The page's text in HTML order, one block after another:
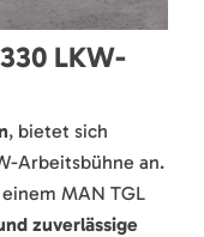
LKW-
, bietet sich
Arbeitsbühne an.
MAN TGL
zuverlässige